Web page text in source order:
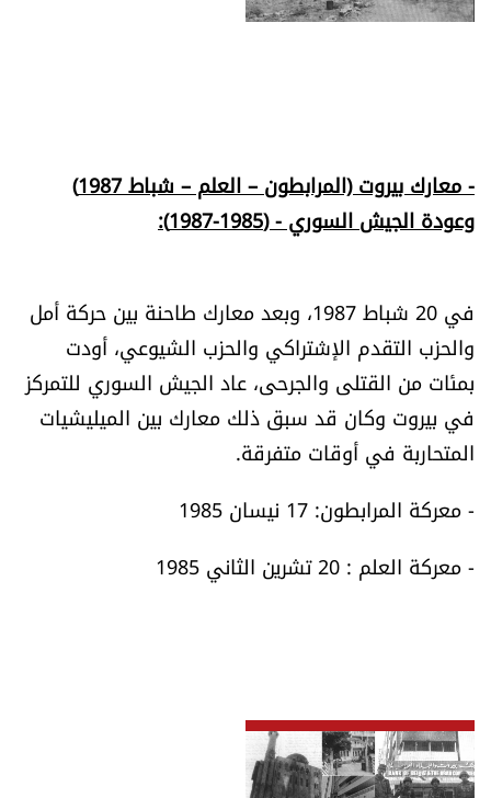
- معارك بيروت (المرابطون – العلم – شباط 1987)
وعودة الجيش السوري - (1985-1987):
في 20 شباط 1987، وبعد معارك طاحنة بين حركة أمل
والحزب التقدم الإشتراكي والحزب الشيوعي، أودت
بمئات من القتلى والجرحى، عاد الجيش السوري للتمركز
في بيروت وكان قد سبق ذلك معارك بين الميليشيات
المتحاربة في أوقات متفرقة.
- معركة المرابطون: 17 نيسان 1985
- معركة العلم : 20 تشرين الثاني 1985